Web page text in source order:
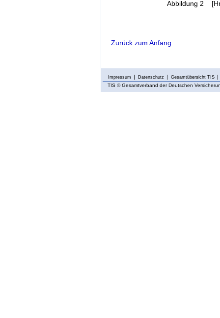
Abbildung 2
Zurück zum Anfang
Impressum Datenschutz Gesamtübersicht TIS
TIS © Gesamtverband der Deutschen